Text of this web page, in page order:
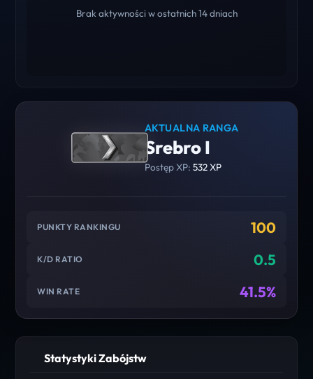
Brak aktywności w ostatnich 14 dniach
AKTUALNA RANGA
Srebro I
Postęp XP: 532 XP
PUNKTY RANKINGU 100
K/D RATIO 0.5
WIN RATE 41.5%
Statystyki Zabójstw